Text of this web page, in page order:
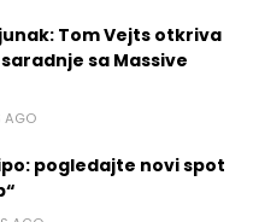
Tom Vejts otkriva
sa Massive
AGO
pogledajte novi spot